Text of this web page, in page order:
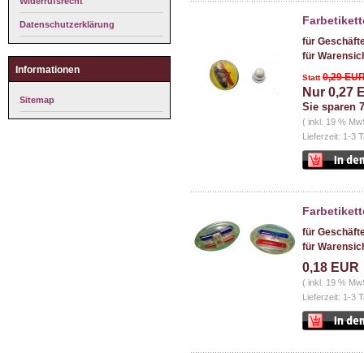
Datenschutzerklärung
Informationen
Sitemap
für
für
Statt0,29
Nur 0,27
Sie sparen
( inkl. 19 %
Lieferzeit: 1-3
für
für
0,18 EUR
( inkl. 19 %
Lieferzeit: 1-3